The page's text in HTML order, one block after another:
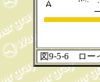
図9-5-6 ロー